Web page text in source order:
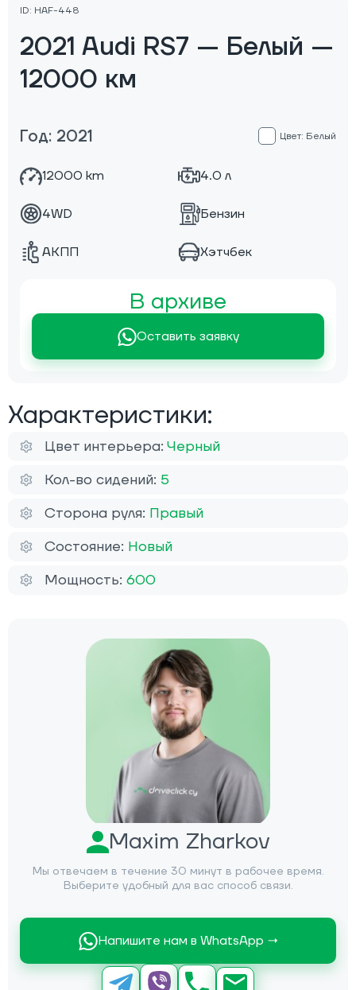
ID: HAF-448
2021 Audi RS7 — Белый —
12000 км
Год: 2021 Цвет: Белый
12000 km 4.0 л
4WD Бензин
АКПП Хэтчбек
В архиве
Оставить заявку
Maxim Zharkov
Мы отвечаем в течение 30 минут в рабочее время.
Выберите удобный для вас способ связи.
Напишите нам в WhatsApp →
Характеристики:
Цвет интерьера: Черный
Кол-во сидений: 5
Сторона руля: Правый
Состояние: Новый
Мощность: 600